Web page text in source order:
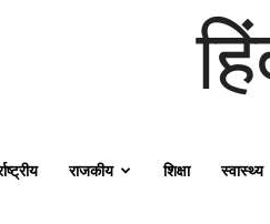
राजकीय शिक्षा स्वास्थ्य